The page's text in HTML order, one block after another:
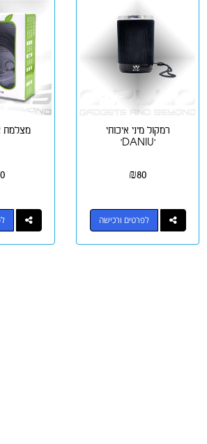
רמקול מיני איכותי
'DANIU'
₪80
לפרטים ורכישה
מצלמת